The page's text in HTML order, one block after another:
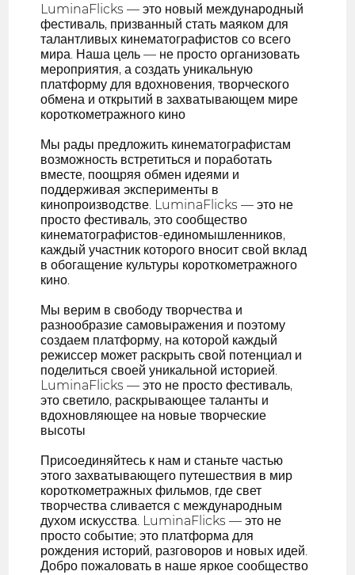
LuminaFlicks — это новый международный
фестиваль, призванный стать маяком для
талантливых кинематографистов со всего
мира. Наша цель — не просто организовать
мероприятия, а создать уникальную
платформу для вдохновения, творческого
обмена и открытий в захватывающем мире
короткометражного кино
Мы рады предложить кинематографистам
возможность встретиться и поработать
вместе, поощряя обмен идеями и
поддерживая эксперименты в
кинопроизводстве. LuminaFlicks — это не
просто фестиваль, это сообщество
кинематографистов-единомышленников,
каждый участник которого вносит свой вклад
в обогащение культуры короткометражного
кино.
Мы верим в свободу творчества и
разнообразие самовыражения и поэтому
создаем платформу, на которой каждый
режиссер может раскрыть свой потенциал и
поделиться своей уникальной историей.
LuminaFlicks — это не просто фестиваль,
это светило, раскрывающее таланты и
вдохновляющее на новые творческие
высоты
Присоединяйтесь к нам и станьте частью
этого захватывающего путешествия в мир
короткометражных фильмов, где свет
творчества сливается с международным
духом искусства. LuminaFlicks — это не
просто событие; это платформа для
рождения историй, разговоров и новых идей.
Добро пожаловать в наше яркое сообщество